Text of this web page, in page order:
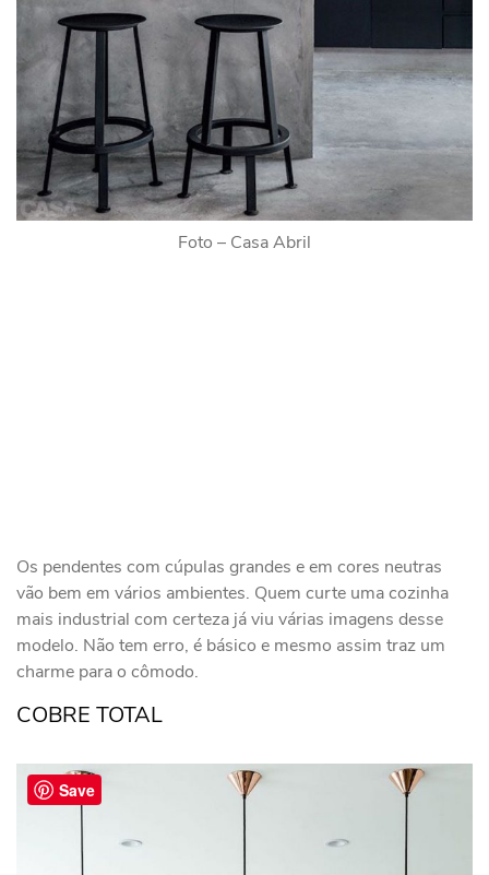
Foto – Casa Abril
Os pendentes com cúpulas grandes e em cores neutras
vão bem em vários ambientes. Quem curte uma cozinha
mais industrial com certeza já viu várias imagens desse
modelo. Não tem erro, é básico e mesmo assim traz um
charme para o cômodo.
COBRE TOTAL
Save